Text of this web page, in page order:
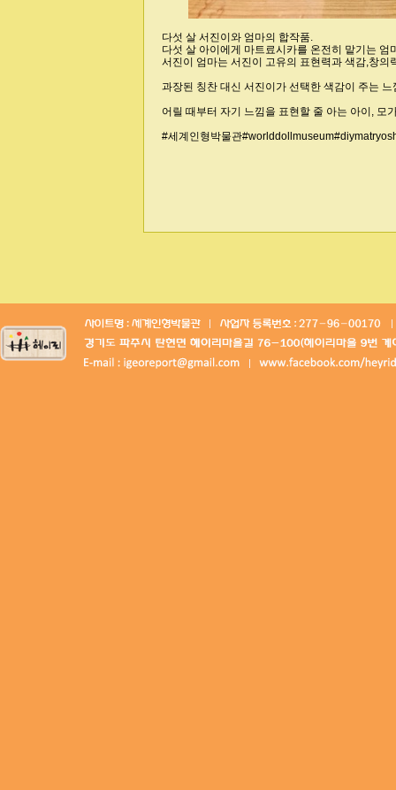
다섯 살 서진이와 엄마의 합작품.
다섯 살 아이에게 마트료시카를 온전히 맡기는 엄
서진이 엄마는 서진이 고유의 표현력과 색감,창
과장된 칭찬 대신 서진이가 선택한 색감이 주는
어릴 때부터 자기 느낌을 표현할 줄 아는 아이, 모
#세계인형박물관